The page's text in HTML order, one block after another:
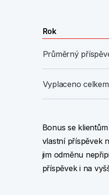
Rok
Průměrný
Vyplaceno celkem
Bonus se
vlastní příspěvek
jim odměnu
příspěvek i na